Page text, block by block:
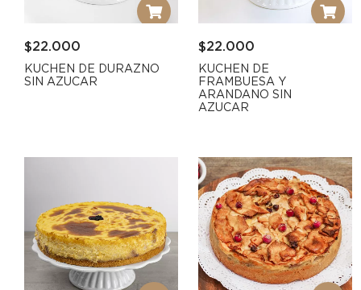
$22.000
KUCHEN DE DURAZNO
SIN AZUCAR
$22.000
KUCHEN DE
FRAMBUESA Y
ARANDANO SIN
AZUCAR